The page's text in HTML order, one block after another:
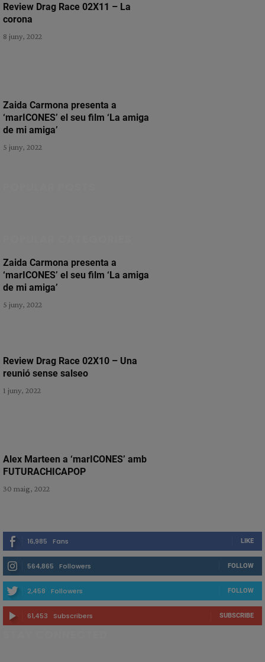
Review Drag Race 02X11 – La
corona
8 juny, 2022
Zaida Carmona presenta a
‘marICONES’ el seu film ‘La amiga
de mi amiga’
5 juny, 2022
Zaida Carmona presenta a
‘marICONES’ el seu film ‘La amiga
de mi amiga’
5 juny, 2022
Review Drag Race 02X10 – Una
reunió sense salseo
1 juny, 2022
Alex Marteen a ‘marICONES’ amb
FUTURACHICAPOP
30 maig, 2022
16,985 Fans LIKE
564,865 Followers FOLLOW
2,458 Followers FOLLOW
61,453 Subscribers SUBSCRIBE